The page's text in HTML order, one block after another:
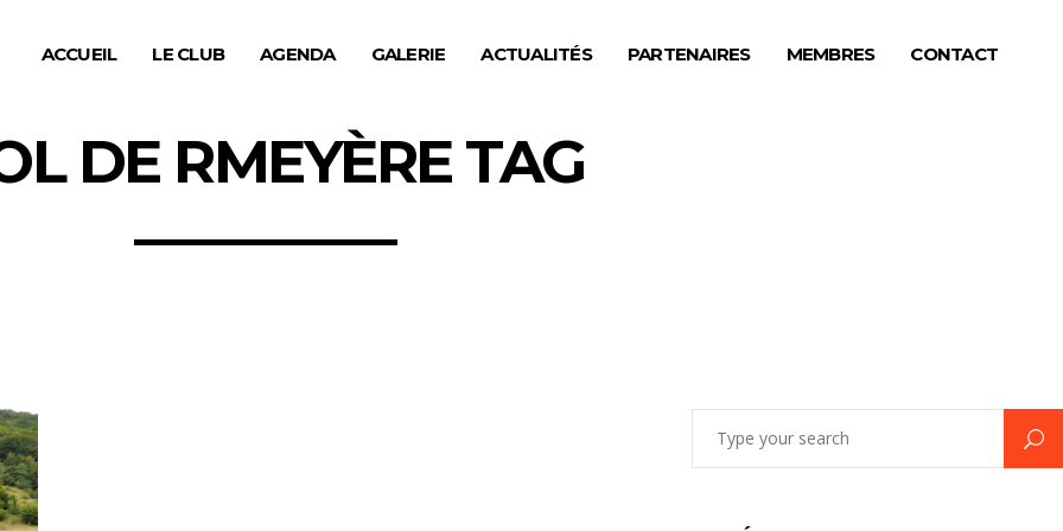
ACCUEIL LE CLUB AGENDA GALERIE ACTUALITÉS PARTENAIRES MEMBRES CONTACT
DE RMEYÈRE TAG